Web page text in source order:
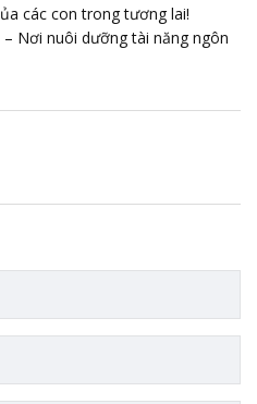
các con trong tương lai!
Nơi nuôi dưỡng tài năng ngôn